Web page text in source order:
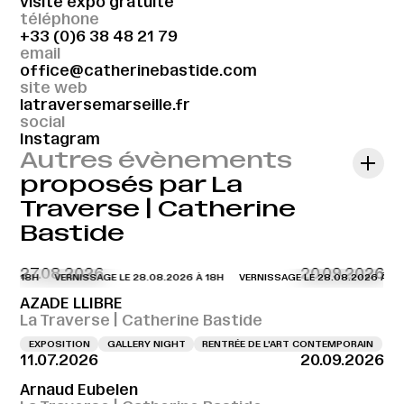
téléphone
+33 (0)6 38 48 21 79
email
office@catherinebastide.com
site web
latraversemarseille.fr
social
Instagram
Autres évènements
proposés par La
Traverse | Catherine
Bastide
27.08.2026 20.09.2026
À 18H VERNISSAGE LE 28.08.2026 À 18H VERNISSAGE LE 28.08.2026 À 18H
AZADE LLIBRE
La Traverse | Catherine Bastide
EXPOSITION GALLERY NIGHT RENTRÉE DE L'ART CONTEMPORAIN
11.07.2026
20.09.2026
Arnaud Eubelen